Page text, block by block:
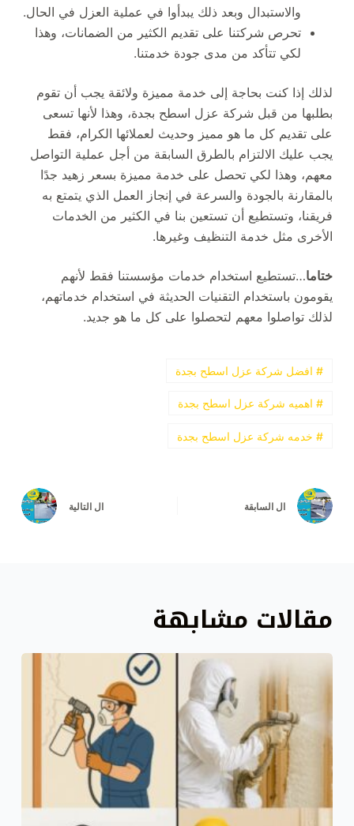
والاستبدال وبعد ذلك يبدأوا في عملية العزل في الحال.
تحرص شركتنا على تقديم الكثير من الضمانات، وهذا
لكي تتأكد من مدى جودة خدمتنا.
لذلك إذا كنت بحاجة إلى خدمة مميزة ولائقة يجب أن تقوم
بطلبها من قبل شركة عزل اسطح بجدة، وهذا لأنها تسعى
على تقديم كل ما هو مميز وحديث لعملائها الكرام، فقط
يجب عليك الالتزام بالطرق السابقة من أجل عملية التواصل
معهم، وهذا لكي تحصل على خدمة مميزة بسعر زهيد جدًا
بالمقارنة بالجودة والسرعة في إنجاز العمل الذي يتمتع به
فريقنا، وتستطيع أن تستعين بنا في الكثير من الخدمات
الأخرى مثل خدمة التنظيف وغيرها.
ختاما…تستطيع استخدام خدمات مؤسستنا فقط لأنهم
يقومون باستخدام التقنيات الحديثة في استخدام خدماتهم،
لذلك تواصلوا معهم لتحصلوا على كل ما هو جديد.
# افضل شركة عزل اسطح بجدة
# اهميه شركة عزل اسطح بجدة
# خدمه شركة عزل اسطح بجدة
ال السابقة ال التالية
مقالات مشابهة